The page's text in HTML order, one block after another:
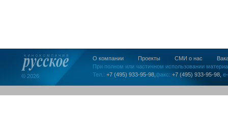
© 2026
О компании Проекты СМИ о нас
При полном или частичном использовании
Тел.: +7 (495) 933-95-98, факс: +7 (495) 933-95-98,